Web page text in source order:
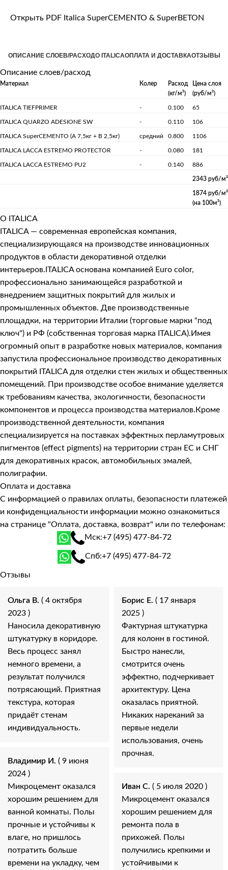
Открыть PDF Italica SuperCEMENTO & SuperBETON
ОПИСАНИЕ СЛОЕВ/РАСХОДО ITALICAОПЛАТА И ДОСТАВКАОТЗЫВЫ
Описание слоев/расход
Материал Колер
Расход
(кг/м²)
Цена слоя
(руб/м²)
ITALICA TIEFPRIMER - 0.100 65
ITALICA QUARZO ADESIONE SW - 0.110 106
ITALICA SuperCEMENTO (А 7,5кг + B 2,5кг) средний 0.800 1106
ITALICA LACCA ESTREMO PROTECTOR - 0.080 181
ITALICA LACCA ESTREMO PU2 - 0.140 886
2343 руб/м²
1874 руб/м²
(на 100м²)
О ITALICA
ITALICA — современная европейская компания,
специализирующаяся на производстве инновационных
продуктов в области декоративной отделки
интерьеров.ITALICA основана компанией Euro color,
профессионально занимающейся разработкой и
внедрением защитных покрытий для жилых и
промышленных объектов. Две производственные
площадки, на территории Италии (торговые марки "под
ключ") и РФ (собственная торговая марка ITALICA).Имея
огромный опыт в разработке новых материалов, компания
запустила профессиональное производство декоративных
покрытий ITALICA для отделки стен жилых и общественных
помещений. При производстве особое внимание уделяется
к требованиям качества, экологичности, безопасности
компонентов и процесса производства материалов.Кроме
производственной деятельности, компания
специализируется на поставках эффектных перламутровых
пигментов (effect pigments) на территории стран ЕС и СНГ
для декоративных красок, автомобильных эмалей,
полиграфии.
Оплата и доставка
С информацией о правилах оплаты, безопасности платежей
и конфиденциальности информации можно ознакомиться
на странице "Оплата, доставка, возврат" или по телефонам:
Мск:+7 (495) 477-84-72
Спб:+7 (495) 477-84-72
Отзывы
Ольга В. ( 4 октября
2023 )
Наносила декоративную
штукатурку в коридоре.
Весь процесс занял
немного времени, а
результат получился
потрясающий. Приятная
текстура, которая
придаёт стенам
индивидуальность.
Владимир И. ( 9 июня
2024 )
Микроцемент оказался
хорошим решением для
ванной комнаты. Полы
прочные и устойчивы к
влаге, но пришлось
потратить больше
времени на укладку, чем
Борис Е. ( 17 января
2025 )
Фактурная штукатурка
для колонн в гостиной.
Быстро нанесли,
смотрится очень
эффектно, подчеркивает
архитектуру. Цена
оказалась приятной.
Никаких нареканий за
первые недели
использования, очень
прочная.
Иван С. ( 5 июля 2020 )
Микроцемент оказался
хорошим решением для
ремонта пола в
прихожей. Полы
получились крепкими и
устойчивыми к